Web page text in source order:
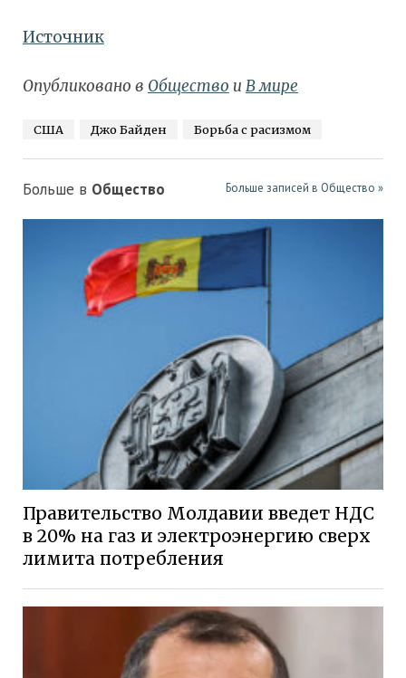
Источник
Опубликовано в Общество и В мире
США Джо Байден Борьба с расизмом
Больше в Общество Больше записей в Общество »
Правительство Молдавии введет НДС
в 20% на газ и электроэнергию сверх
лимита потребления